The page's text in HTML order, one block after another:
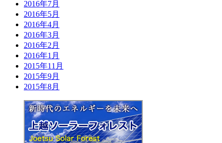
2016年7月
2016年5月
2016年4月
2016年3月
2016年2月
2016年1月
2015年11月
2015年9月
2015年8月